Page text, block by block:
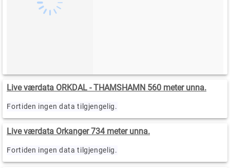
Live værdata ORKDAL - THAMSHAMN 560 meter unna.
Fortiden ingen data tilgjengelig.
Live værdata Orkanger 734 meter unna.
Fortiden ingen data tilgjengelig.